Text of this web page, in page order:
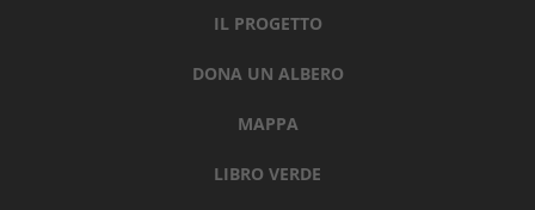
IL PROGETTO
DONA UN ALBERO
MAPPA
LIBRO VERDE